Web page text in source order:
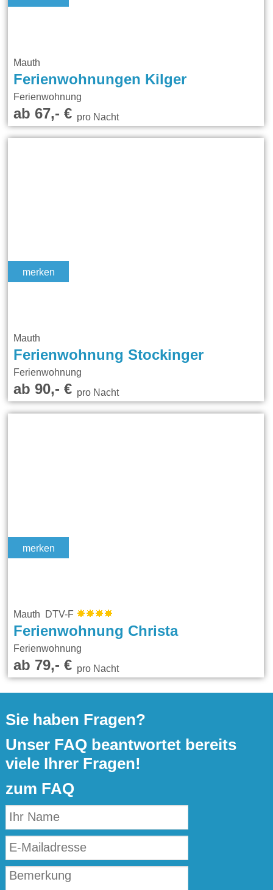
Mauth
Ferienwohnungen Kilger
Ferienwohnung
ab 67,- €pro Nacht
merken
Mauth
Ferienwohnung Stockinger
Ferienwohnung
ab 90,- €pro Nacht
merken
Mauth DTV-F
Ferienwohnung Christa
Ferienwohnung
ab 79,- €pro Nacht
Sie haben Fragen?
Unser FAQ beantwortet bereits
viele Ihrer Fragen!
zum FAQ